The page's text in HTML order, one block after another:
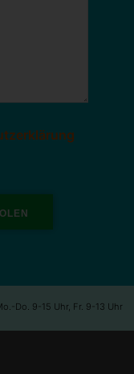
Do. 9-15 Uhr, Fr. 9-13 Uhr